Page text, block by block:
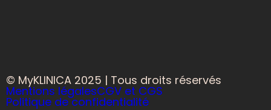
© MyKLINICA 2025 | Tous droits réservés
Mentions légalesCGV et CGS
Politique de confidentialité